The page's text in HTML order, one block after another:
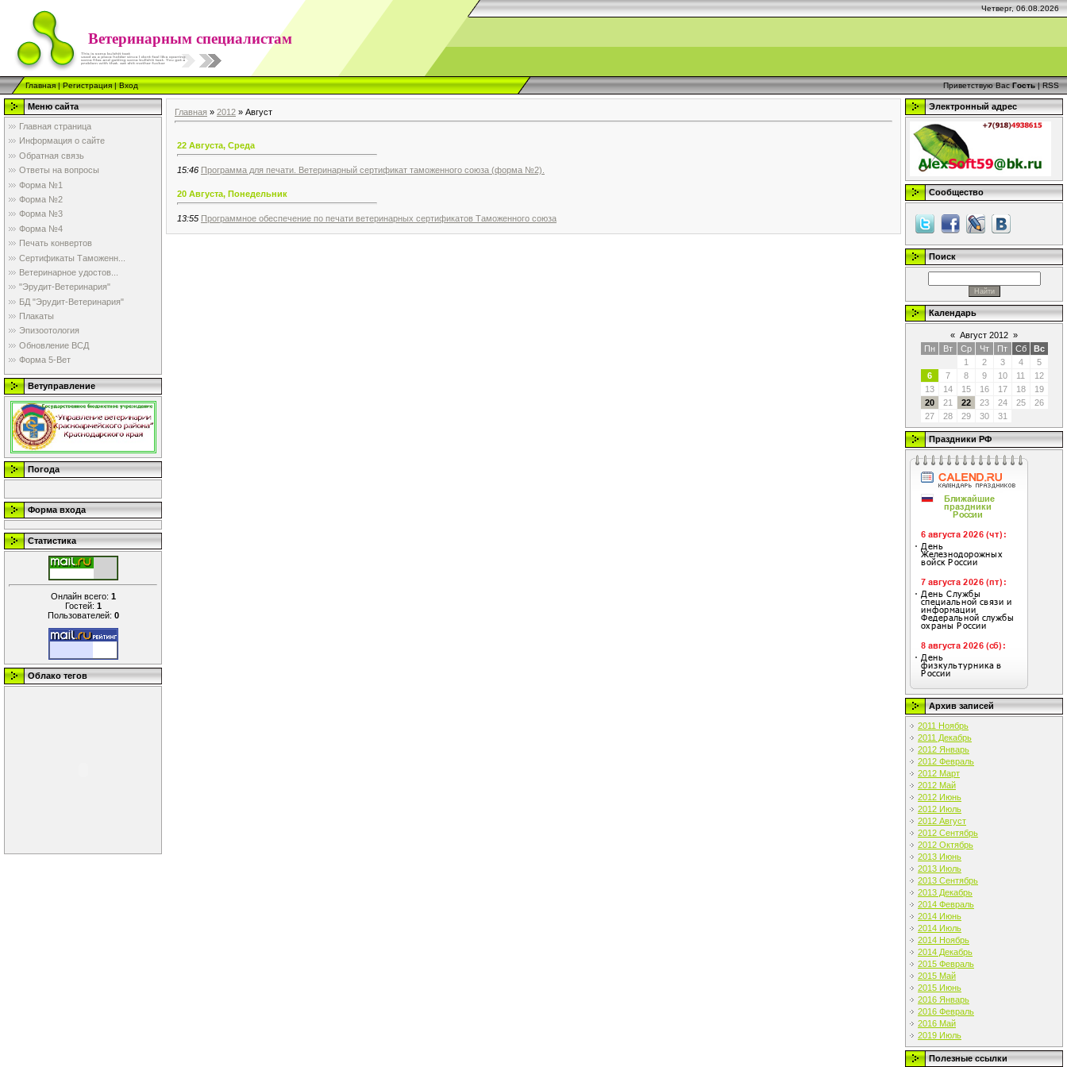
Четверг, 06.08.2026
Ветеринарным специалистам
Главная|Регистрация|Вход Приветствую Вас Гость|RSS
Меню сайта
Главная страница
Информация о сайте
Обратная связь
Ответы на вопросы
Форма №1
Форма №2
Форма №3
Форма №4
Печать конвертов
Сертификаты Таможенн...
Ветеринарное удостов...
"Эрудит-Ветеринария"
БД "Эрудит-Ветеринария"
Плакаты
Эпизоотология
Обновление ВСД
Форма 5-Вет
Ветуправление
Погода
Форма входа
Статистика
Онлайн всего: 1
Гостей: 1
Пользователей: 0
Облако тегов
Главная » 2012 » Август
22 Августа, Среда
15:46 Программа для печати. Ветеринарный сертификат таможенного союза (форма №2).
20 Августа, Понедельник
13:55 Программное обеспечение по печати ветеринарных сертификатов Таможенного союза
Электронный адрес
Сообщество
Поиск
Календарь
« Август 2012 »
Пн
Вт Ср Чт Пт Сб
Вс
1
2 3 4
5
6
7 8 9 10 11
12
13
14 15 16 17 18
19
20
21 22 23 24 25
26
27
28 29 30 31
Праздники РФ
Архив записей
2011 Ноябрь
2011 Декабрь
2012 Январь
2012 Февраль
2012 Март
2012 Май
2012 Июнь
2012 Июль
2012 Август
2012 Сентябрь
2012 Октябрь
2013 Июнь
2013 Июль
2013 Сентябрь
2013 Декабрь
2014 Февраль
2014 Июнь
2014 Июль
2014 Ноябрь
2014 Декабрь
2015 Февраль
2015 Май
2015 Июнь
2016 Январь
2016 Февраль
2016 Май
2019 Июль
Полезные ссылки